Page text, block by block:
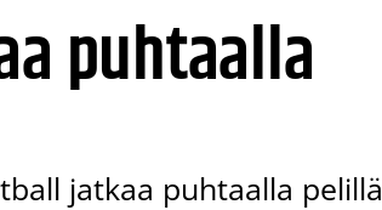
puhtaalla
jatkaa puhtaalla pelillä